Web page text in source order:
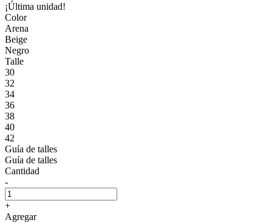
¡Última unidad!
Color
Arena
Beige
Negro
Talle
30
32
34
36
38
40
42
Guía de talles
Guía de talles
Cantidad
-
+
Agregar